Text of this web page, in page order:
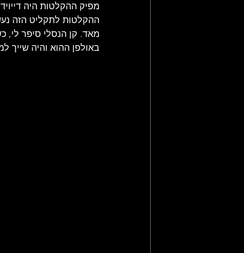
מפיק ההקלטות היה
ההקלטות לתקליט הזה
מאד. קן הנסלי סיפר לי,
באולפן ההוא והיה שייך